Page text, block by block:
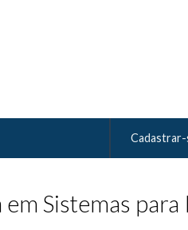
Sistemas